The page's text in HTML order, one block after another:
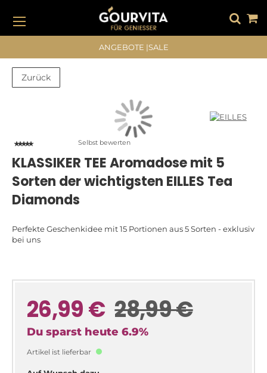
DIREKT
ZUM
INHALT
#DRÜCKEN SIE DIE EINGABETASTE, UM ZU SUCHEN
ANGEBOTE |SALE
Zurück
springen
springen
Selbst bewerten
KLASSIKER TEE Aromadose mit 5
Sorten der wichtigsten EILLES Tea
Diamonds
Perfekte Geschenkidee mit 15 Portionen aus 5 Sorten - exklusiv
bei uns
26,99 € 28,99 €
Du sparst heute 6.9%
Artikel ist lieferbar